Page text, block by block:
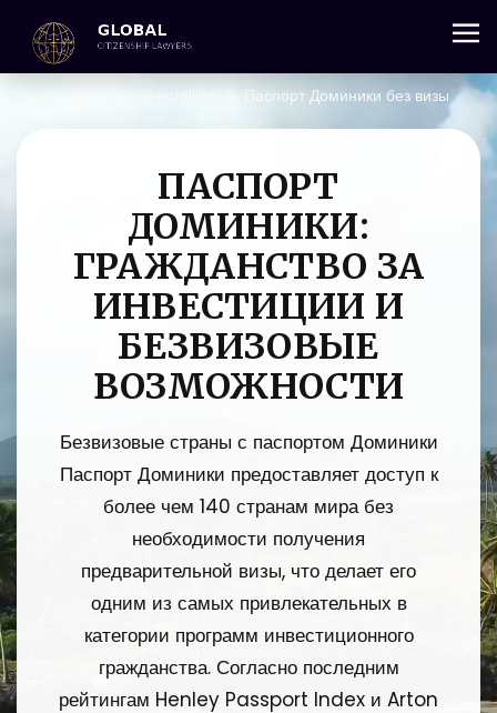
+357 25 059 684
Citizenship Specialists ≡ Паспорт Доминики без визы
ПАСПОРТ
ДОМИНИКИ:
ГРАЖДАНСТВО ЗА
ИНВЕСТИЦИИ И
БЕЗВИЗОВЫЕ
ВОЗМОЖНОСТИ
Безвизовые страны с паспортом Доминики
Паспорт Доминики предоставляет доступ к
более чем 140 странам мира без
необходимости получения
предварительной визы, что делает его
одним из самых привлекательных в
категории программ инвестиционного
гражданства. Согласно последним
рейтингам Henley Passport Index и Arton